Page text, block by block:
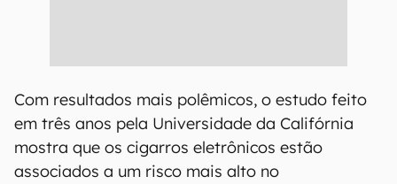
Com resultados mais polêmicos, o estudo feito
em três anos pela Universidade da Califórnia
mostra que os cigarros eletrônicos estão
associados a um risco mais alto no